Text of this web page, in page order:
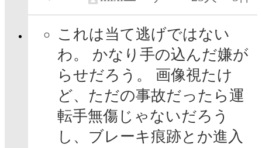
これは当て逃げではない
わ。 かなり手の込んだ嫌が
らせだろう。 画像視たけ
ど、ただの事故だったら運
転手無傷じゃないだろう
し、ブレーキ痕跡とか進入